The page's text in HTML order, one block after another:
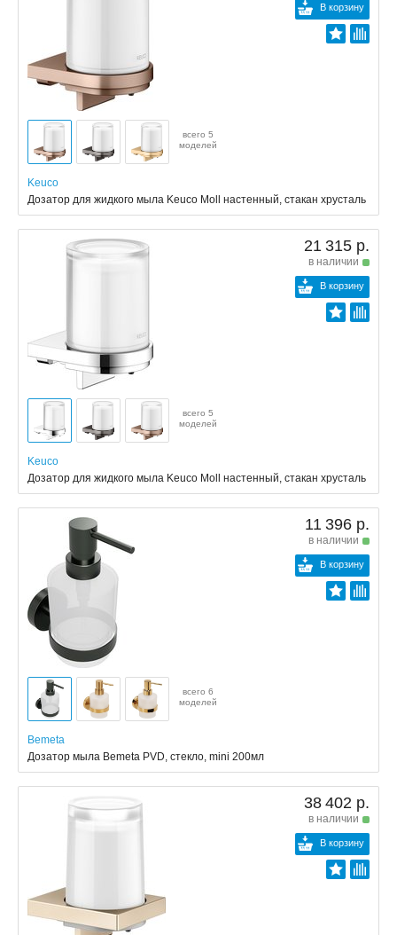
В корзину
всего 5
моделей
Keuco
Дозатор для жидкого мыла Keuco Moll настенный, стакан хрусталь
21 315 р.
в наличии
В корзину
всего 5
моделей
Keuco
Дозатор для жидкого мыла Keuco Moll настенный, стакан хрусталь
11 396 р.
в наличии
В корзину
всего 6
моделей
Bemeta
Дозатор мыла Bemeta PVD, стекло, mini 200мл
38 402 р.
в наличии
В корзину